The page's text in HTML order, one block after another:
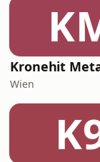
Kronehit
Wien